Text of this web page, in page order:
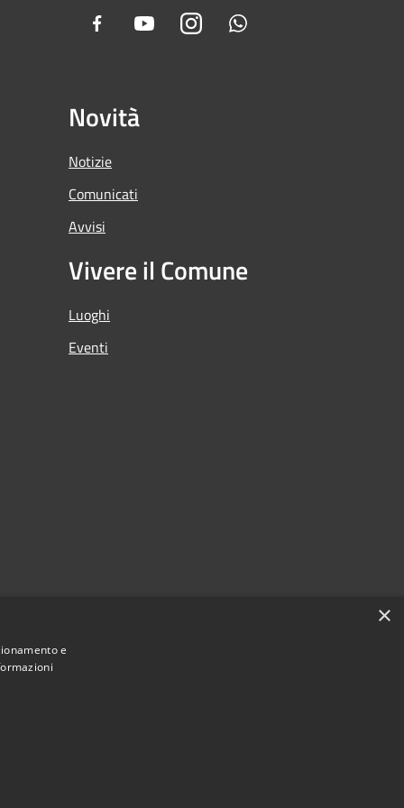
Facebook YoutubeInstagram
Novità
Notizie
Comunicati
Avvisi
Vivere il Comune
Luoghi
Eventi
×
e